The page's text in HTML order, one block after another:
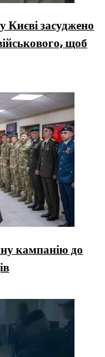
Києві засуджено
щоб
кампанію до